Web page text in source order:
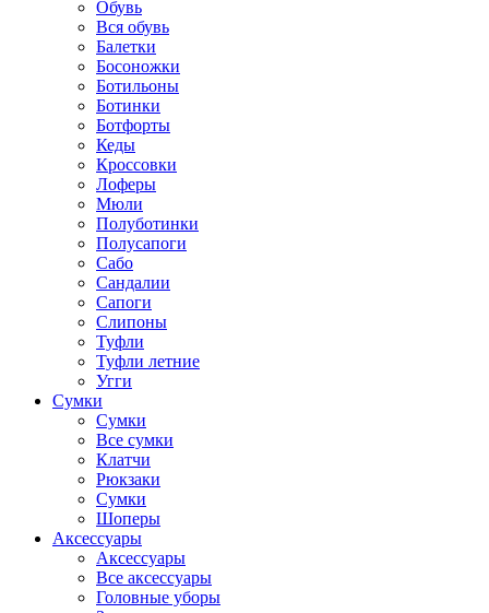
Обувь
Вся обувь
Балетки
Босоножки
Ботильоны
Ботинки
Ботфорты
Кеды
Кроссовки
Лоферы
Мюли
Полуботинки
Полусапоги
Сабо
Сандалии
Сапоги
Слипоны
Туфли
Туфли летние
Угги
Сумки
Сумки
Все сумки
Клатчи
Рюкзаки
Сумки
Шоперы
Аксессуары
Аксессуары
Все аксессуары
Головные уборы